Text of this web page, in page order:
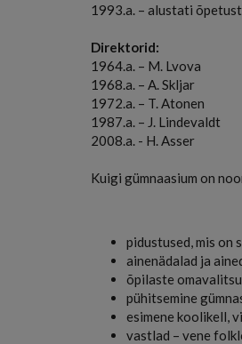
1993.a. – alustati
Direktorid:
1964.a. – M. Lvova
1968.a. – A. Skljar
1972.a. – T. Atonen
1987.a. – J. Lindevaldt
2008.a. - H. Asser
Kuigi gümnaasium on
pidustused, mis on
ainenädalad ja
õpilaste
pühitsemine
esimene koolikell,
vastlad – vene